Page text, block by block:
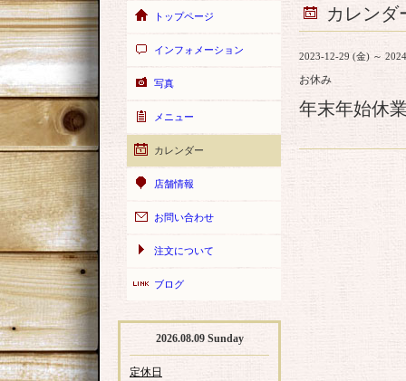
カレンダ
2023-12-29 (金) ～
お休み
年末年始休
トップページ
インフォメーション
写真
メニュー
カレンダー
店舗情報
お問い合わせ
注文について
ブログ
2026.08.09 Sunday
定休日